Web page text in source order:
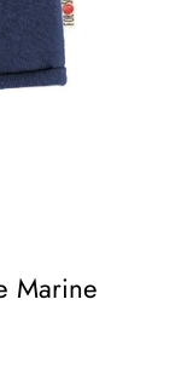
Marine